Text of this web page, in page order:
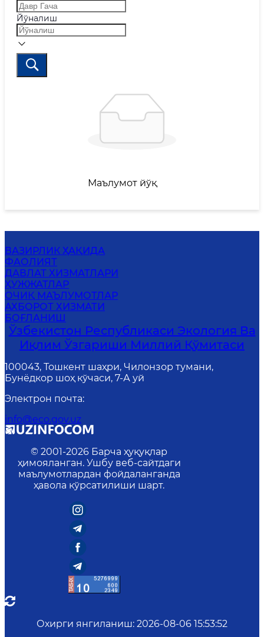
Йўналиш
Маълумот йўқ
ВАЗИРЛИК ҲАҚИДА
ФАОЛИЯТ
ДАВЛАТ ХИЗМАТЛАРИ
ҲУЖЖАТЛАР
ОЧИҚ МАЪЛУМОТЛАР
АХБОРОТ ХИЗМАТИ
БОҒЛАНИШ
Ўзбекистон Республикаси Экология Ва
Иқлим Ўзгариши Миллий Қўмитаси
100043, Тошкент шаҳри, Чилонзор тумани,
Бунёдкор шоҳ кўчаси, 7-А уй
Электрон почта:
info@eco.gov.uz
© 2001-2026 Барча ҳуқуқлар
ҳимояланган. Ушбу веб-сайтдаги
маълумотлардан фойдаланганда
ҳавола кўрсатилиши шарт.
Охирги янгиланиш: 2026-08-06 15:53:52